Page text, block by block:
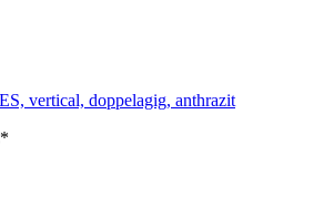
vertical, doppelagig, anthrazit